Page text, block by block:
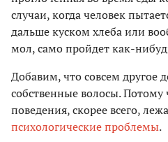
случаи, когда человек
дальше куском хлеба или
мол, само пройдет как-
Добавим, что совсем другое
собственные волосы. Потому
поведения, скорее всего,
психологические проблемы.